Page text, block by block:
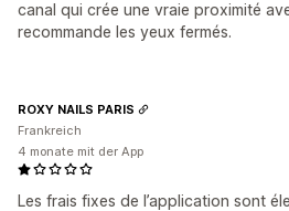
canal qui crée une vraie proximité
recommande les yeux fermés.
Les frais fixes de l’application sont
ROXY NAILS PARIS
Frankreich
4 monate mit der App